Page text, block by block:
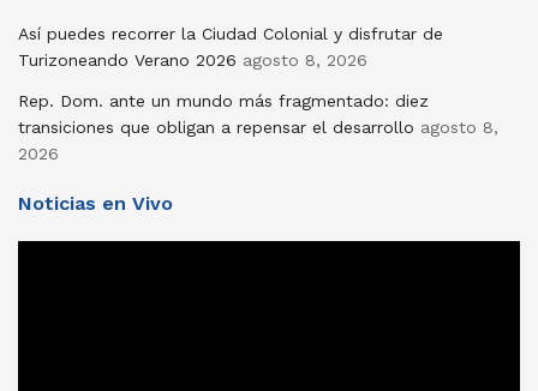
Así puedes recorrer la Ciudad Colonial y disfrutar de
Turizoneando Verano 2026 agosto 8, 2026
Rep. Dom. ante un mundo más fragmentado: diez
transiciones que obligan a repensar el desarrollo agosto 8,
2026
Noticias en Vivo